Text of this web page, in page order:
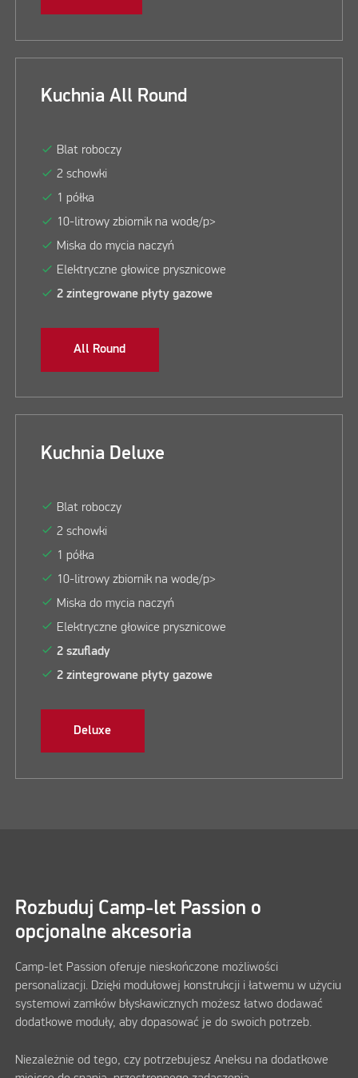
Kuchnia All Round
check Blat roboczy
check 2 schowki
check 1 półka
check 10-litrowy zbiornik na wodę/p>
check Miska do mycia naczyń
check Elektryczne głowice prysznicowe
check 2 zintegrowane płyty gazowe
All Round
Kuchnia Deluxe
check Blat roboczy
check 2 schowki
check 1 półka
check 10-litrowy zbiornik na wodę/p>
check Miska do mycia naczyń
check Elektryczne głowice prysznicowe
check 2 szuflady
check 2 zintegrowane płyty gazowe
Deluxe
Rozbuduj Camp-let Passion o
opcjonalne akcesoria
Camp-let Passion oferuje nieskończone możliwości
personalizacji. Dzięki modułowej konstrukcji i łatwemu w użyciu
systemowi zamków błyskawicznych możesz łatwo dodawać
dodatkowe moduły, aby dopasować je do swoich potrzeb.
Niezależnie od tego, czy potrzebujesz Aneksu na dodatkowe